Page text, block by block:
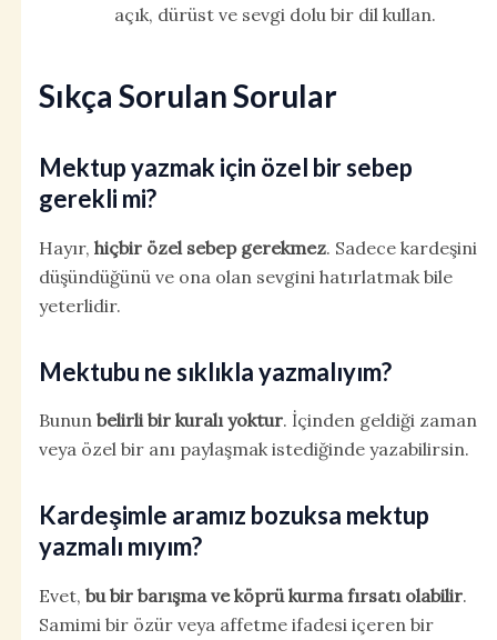
açık, dürüst ve sevgi dolu bir dil kullan.
Sıkça Sorulan Sorular
Mektup yazmak için özel bir sebep
gerekli mi?
Hayır, hiçbir özel sebep gerekmez. Sadece kardeşini
düşündüğünü ve ona olan sevgini hatırlatmak bile
yeterlidir.
Mektubu ne sıklıkla yazmalıyım?
Bunun belirli bir kuralı yoktur. İçinden geldiği zaman
veya özel bir anı paylaşmak istediğinde yazabilirsin.
Kardeşimle aramız bozuksa mektup
yazmalı mıyım?
Evet, bu bir barışma ve köprü kurma fırsatı olabilir.
Samimi bir özür veya affetme ifadesi içeren bir